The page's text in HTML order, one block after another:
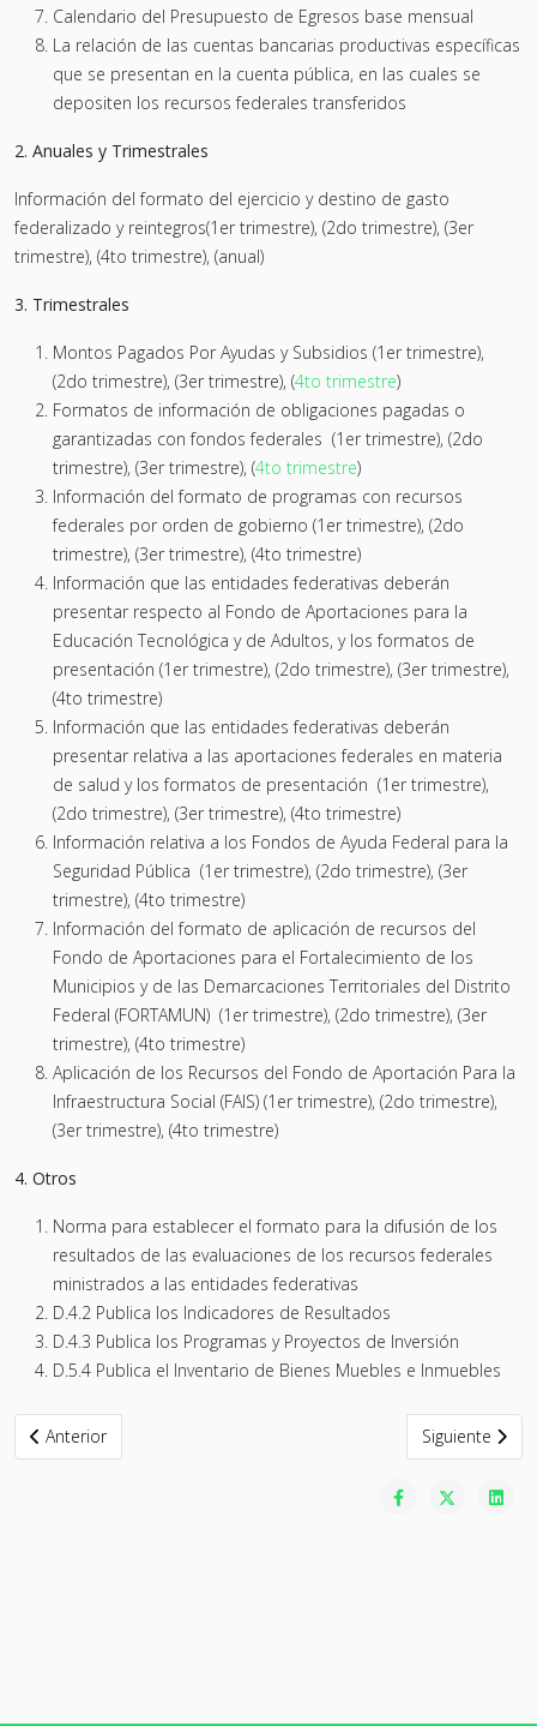
Calendario del Presupuesto de Egresos base mensual
La relación de las cuentas bancarias productivas específicas
que se presentan en la cuenta pública, en las cuales se
depositen los recursos federales transferidos
2. Anuales y Trimestrales
Información del formato del ejercicio y destino de gasto
federalizado y reintegros(1er trimestre), (2do trimestre), (3er
trimestre), (4to trimestre), (anual)
3. Trimestrales
Montos Pagados Por Ayudas y Subsidios (1er trimestre),
(2do trimestre), (3er trimestre), (4to trimestre)
Formatos de información de obligaciones pagadas o
garantizadas con fondos federales (1er trimestre), (2do
trimestre), (3er trimestre), (4to trimestre)
Información del formato de programas con recursos
federales por orden de gobierno (1er trimestre), (2do
trimestre), (3er trimestre), (4to trimestre)
Información que las entidades federativas deberán
presentar respecto al Fondo de Aportaciones para la
Educación Tecnológica y de Adultos, y los formatos de
presentación (1er trimestre), (2do trimestre), (3er trimestre),
(4to trimestre)
Información que las entidades federativas deberán
presentar relativa a las aportaciones federales en materia
de salud y los formatos de presentación (1er trimestre),
(2do trimestre), (3er trimestre), (4to trimestre)
Información relativa a los Fondos de Ayuda Federal para la
Seguridad Pública (1er trimestre), (2do trimestre), (3er
trimestre), (4to trimestre)
Información del formato de aplicación de recursos del
Fondo de Aportaciones para el Fortalecimiento de los
Municipios y de las Demarcaciones Territoriales del Distrito
Federal (FORTAMUN) (1er trimestre), (2do trimestre), (3er
trimestre), (4to trimestre)
Aplicación de los Recursos del Fondo de Aportación Para la
Infraestructura Social (FAIS) (1er trimestre), (2do trimestre),
(3er trimestre), (4to trimestre)
4. Otros
Norma para establecer el formato para la difusión de los
resultados de las evaluaciones de los recursos federales
ministrados a las entidades federativas
D.4.2 Publica los Indicadores de Resultados
D.4.3 Publica los Programas y Proyectos de Inversión
D.5.4 Publica el Inventario de Bienes Muebles e Inmuebles
Artículo anterior: CONVOCATORIA PARA LA ELECCION DE
Anterior Artículo
Siguiente